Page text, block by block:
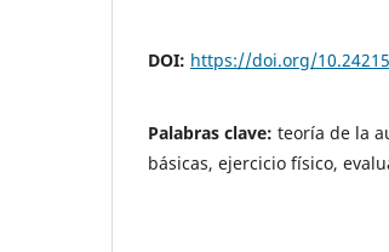
DOI: https://doi.org/
Palabras clave: teoría de la
básicas, ejercicio físico,